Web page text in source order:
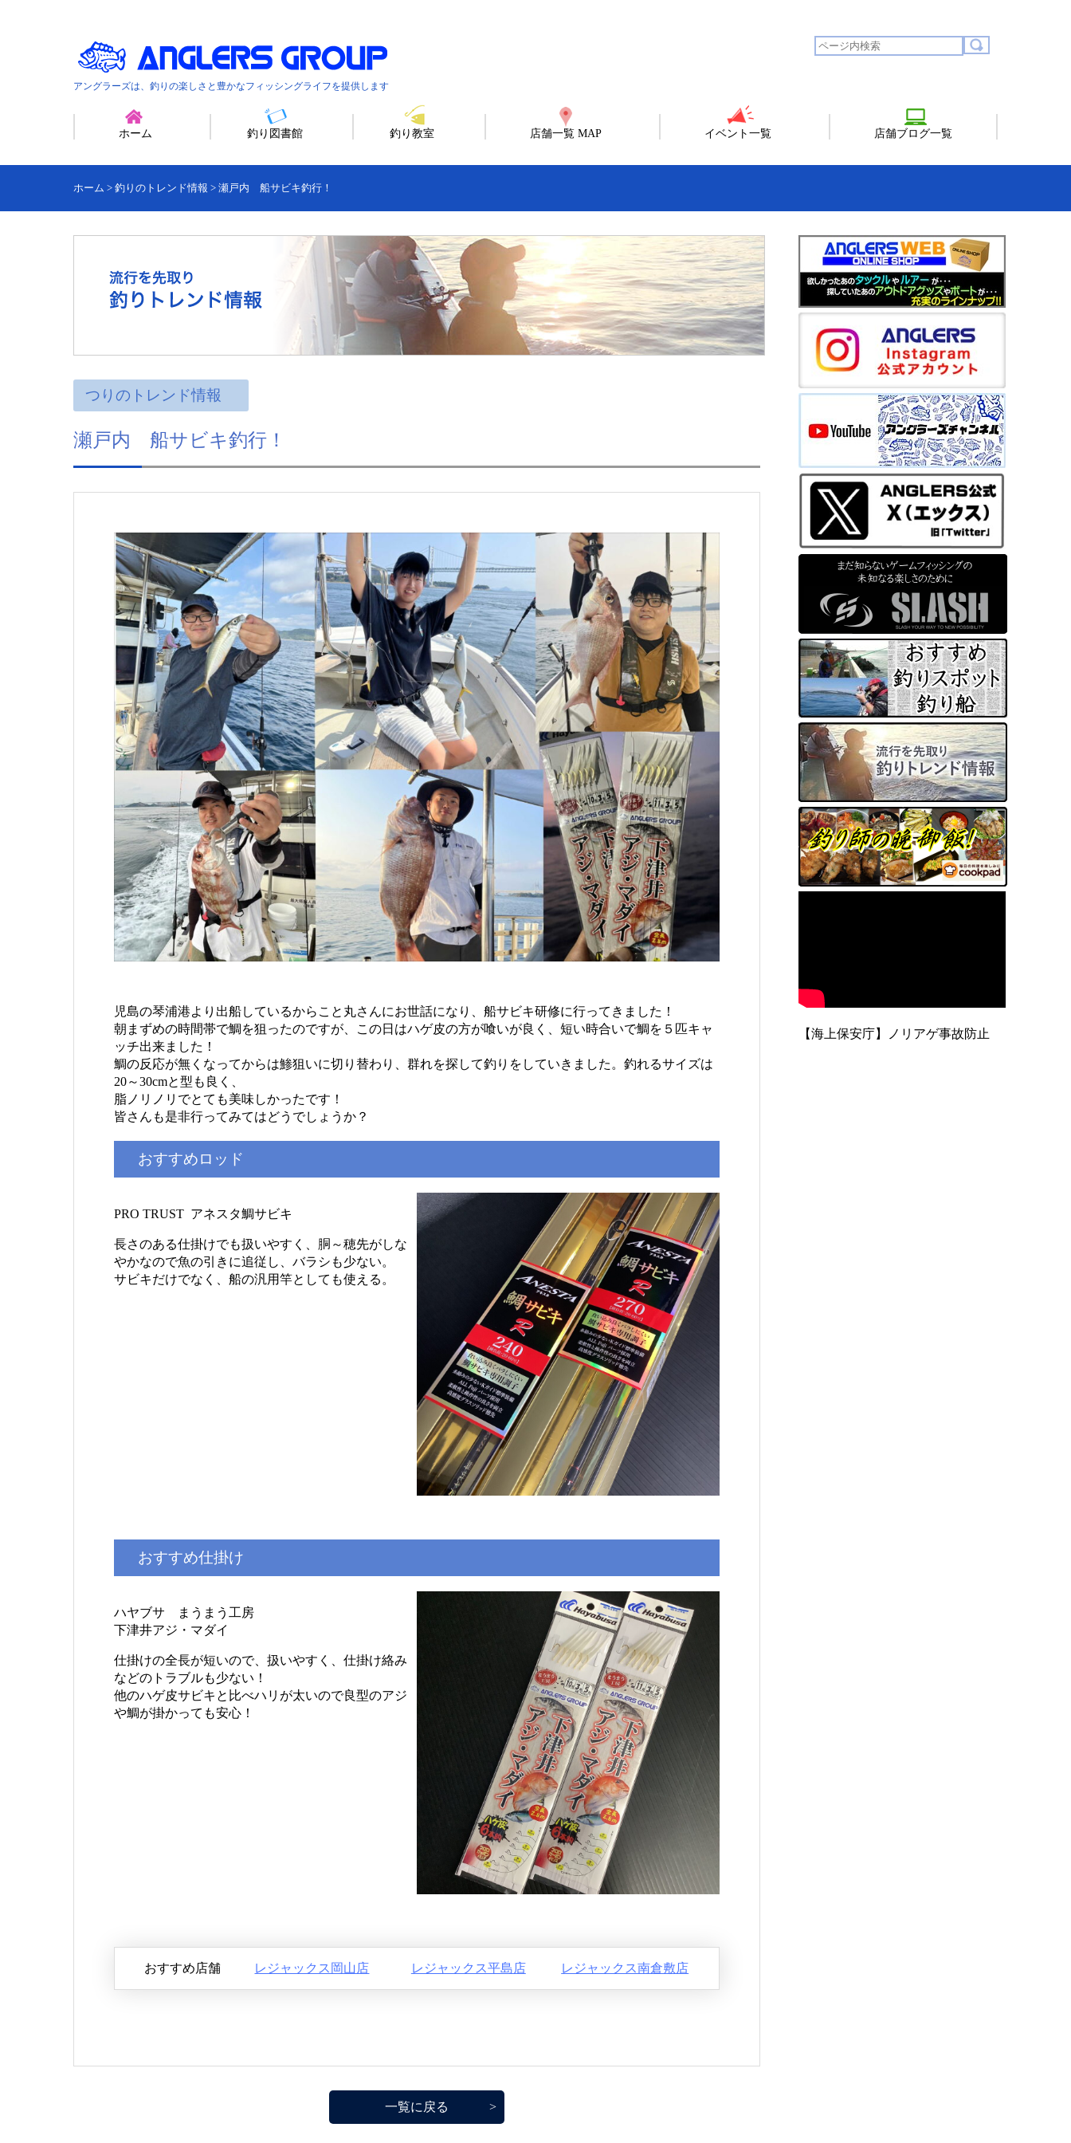
アングラーズは、釣りの楽しさと豊かなフィッシングライフを提供します
ホーム 釣り図書館 釣り教室 店舗一覧 MAP イベント一覧 店舗ブログ一覧
ホーム > 釣りのトレンド情報 > 瀬戸内 船サビキ釣行！
つりのトレンド情報
瀬戸内 船サビキ釣行！
児島の琴浦港より出船しているからこと丸さんにお世話になり、船サビキ研修に行ってきました！
朝まずめの時間帯で鯛を狙ったのですが、この日はハゲ皮の方が喰いが良く、短い時合いで鯛を５匹キャ
ッチ出来ました！
鯛の反応が無くなってからは鯵狙いに切り替わり、群れを探して釣りをしていきました。釣れるサイズは
20～30cmと型も良く、
脂ノリノリでとても美味しかったです！
皆さんも是非行ってみてはどうでしょうか？
おすすめロッド
PRO TRUST アネスタ鯛サビキ
長さのある仕掛けでも扱いやすく、胴～穂先がしな
やかなので魚の引きに追従し、バラシも少ない。
サビキだけでなく、船の汎用竿としても使える。
おすすめ仕掛け
ハヤブサ まうまう工房
下津井アジ・マダイ
仕掛けの全長が短いので、扱いやすく、仕掛け絡み
などのトラブルも少ない！
他のハゲ皮サビキと比べハリが太いので良型のアジ
や鯛が掛かっても安心！
おすすめ店舗 レジャックス岡山店 レジャックス平島店 レジャックス南倉敷店
一覧に戻る
【海上保安庁】ノリアゲ事故防止